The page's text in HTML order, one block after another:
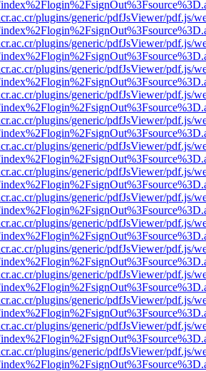
plugins/generic/pdfJsViewer/pdf.js/
plugins/generic/pdfJsViewer/pdf.js/
plugins/generic/pdfJsViewer/pdf.js/
plugins/generic/pdfJsViewer/pdf.js/
plugins/generic/pdfJsViewer/pdf.js/
plugins/generic/pdfJsViewer/pdf.js/
plugins/generic/pdfJsViewer/pdf.js/
plugins/generic/pdfJsViewer/pdf.js/
plugins/generic/pdfJsViewer/pdf.js/
plugins/generic/pdfJsViewer/pdf.js/
plugins/generic/pdfJsViewer/pdf.js/
plugins/generic/pdfJsViewer/pdf.js/
plugins/generic/pdfJsViewer/pdf.js/
plugins/generic/pdfJsViewer/pdf.js/